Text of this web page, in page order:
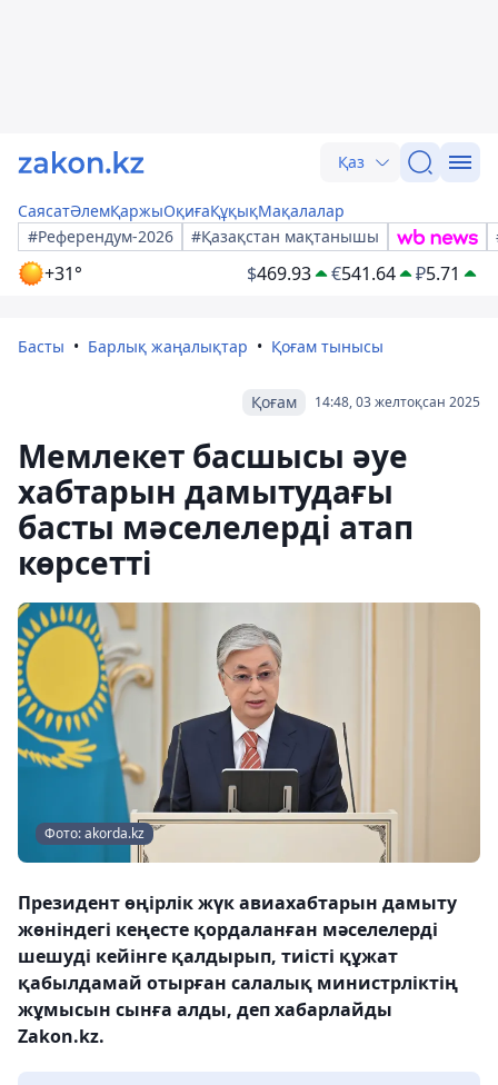
Қаз
СаясатӘлемҚаржыОқиғаҚұқықМақалалар
#Референдум-2026
#Қазақстан мақтанышы
+31° $469.93 €541.64 ₽5.71
Басты Барлық жаңалықтар Қоғам тынысы
14:48, 03 желтоқсан 2025
Қоғам
Мемлекет басшысы әуе
хабтарын дамытудағы
басты мәселелерді атап
көрсетті
Фото: akorda.kz
Президент өңірлік жүк авиахабтарын дамыту
жөніндегі кеңесте қордаланған мәселелерді
шешуді кейінге қалдырып, тиісті құжат
қабылдамай отырған салалық министрліктің
жұмысын сынға алды, деп хабарлайды
Zakon.kz.